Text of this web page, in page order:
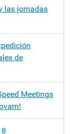
las jornadas
de
Meetings